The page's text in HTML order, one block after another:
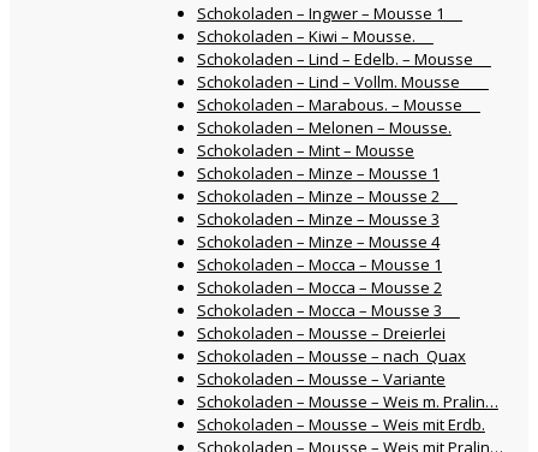
Schokoladen – Ingwer – Mousse 1
Schokoladen – Kiwi – Mousse.
Schokoladen – Lind – Edelb. – Mousse
Schokoladen – Lind – Vollm. Mousse
Schokoladen – Marabous. – Mousse
Schokoladen – Melonen – Mousse.
Schokoladen – Mint – Mousse
Schokoladen – Minze – Mousse 1
Schokoladen – Minze – Mousse 2
Schokoladen – Minze – Mousse 3
Schokoladen – Minze – Mousse 4
Schokoladen – Mocca – Mousse 1
Schokoladen – Mocca – Mousse 2
Schokoladen – Mocca – Mousse 3
Schokoladen – Mousse – Dreierlei
Schokoladen – Mousse – nach Quax
Schokoladen – Mousse – Variante
Schokoladen – Mousse – Weis m. Pralin…
Schokoladen – Mousse – Weis mit Erdb.
Schokoladen – Mousse – Weis mit Pralin…